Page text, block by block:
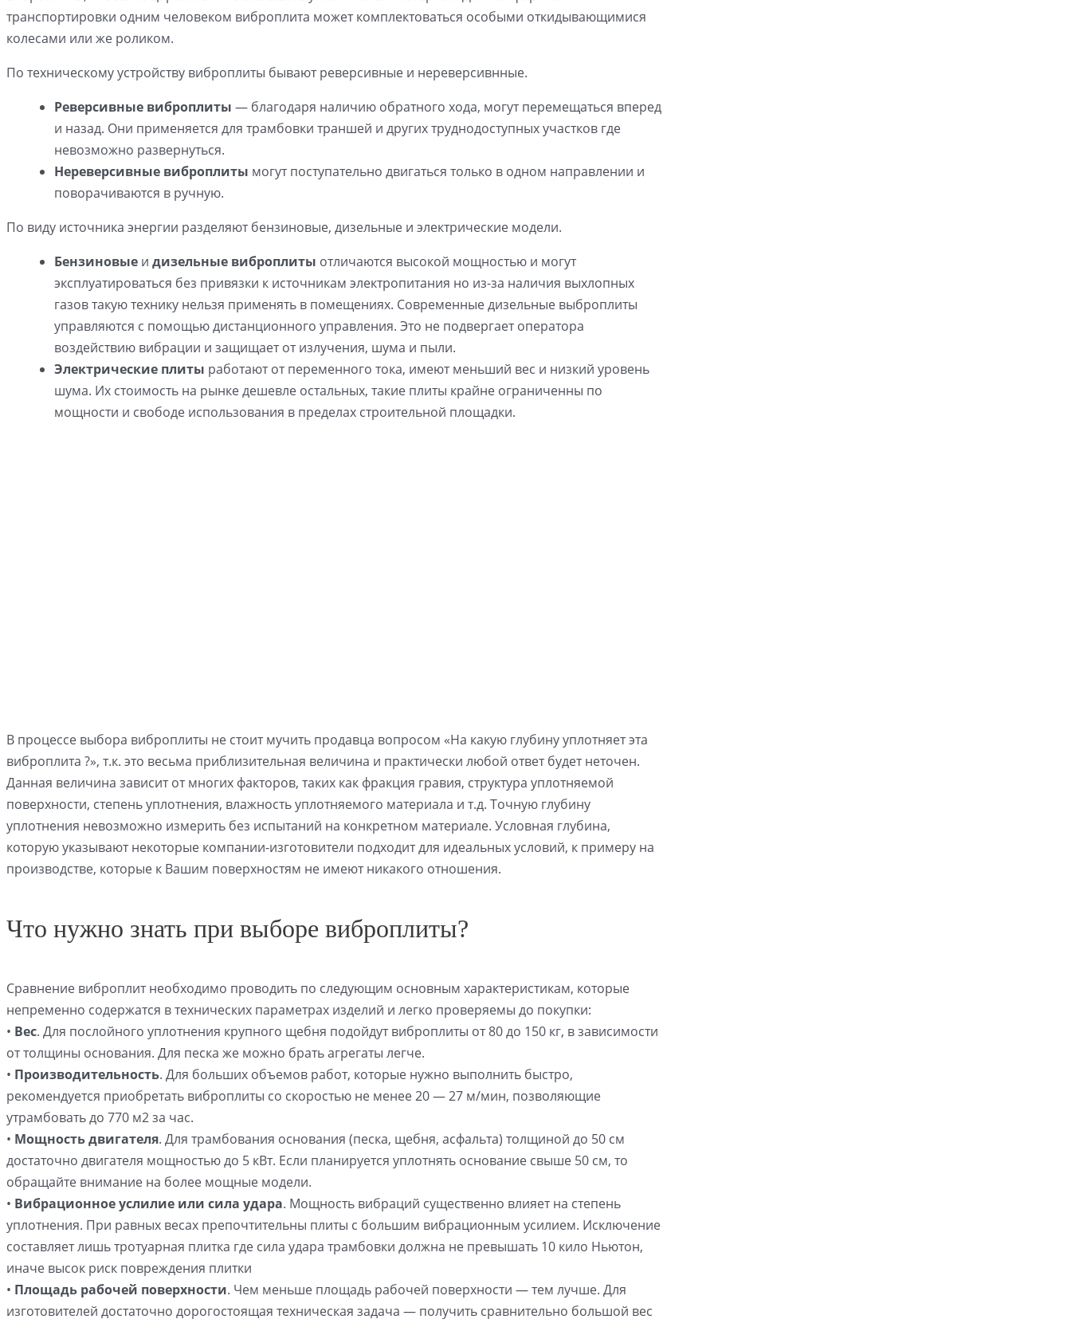
транспортировки одним человеком виброплита может комплектоваться особыми откидывающимися
колесами или же роликом.
По техническому устройству виброплиты бывают реверсивные и нереверсивнные.
Реверсивные виброплиты — благодаря наличию обратного хода, могут перемещаться вперед
и назад. Они применяется для трамбовки траншей и других труднодоступных участков где
невозможно развернуться.
Нереверсивные виброплиты могут поступательно двигаться только в одном направлении и
поворачиваются в ручную.
По виду источника энергии разделяют бензиновые, дизельные и электрические модели.
Бензиновые и дизельные виброплиты отличаются высокой мощностью и могут
эксплуатироваться без привязки к источникам электропитания но из-за наличия выхлопных
газов такую технику нельзя применять в помещениях. Современные дизельные выброплиты
управляются с помощью дистанционного управления. Это не подвергает оператора
воздействию вибрации и защищает от излучения, шума и пыли.
Электрические плиты работают от переменного тока, имеют меньший вес и низкий уровень
шума. Их стоимость на рынке дешевле остальных, такие плиты крайне ограниченны по
мощности и свободе использования в пределах строительной площадки.
В процессе выбора виброплиты не стоит мучить продавца вопросом «На какую глубину уплотняет эта
виброплита ?», т.к. это весьма приблизительная величина и практически любой ответ будет неточен.
Данная величина зависит от многих факторов, таких как фракция гравия, структура уплотняемой
поверхности, степень уплотнения, влажность уплотняемого материала и т.д. Точную глубину
уплотнения невозможно измерить без испытаний на конкретном материале. Условная глубина,
которую указывают некоторые компании-изготовители подходит для идеальных условий, к примеру на
производстве, которые к Вашим поверхностям не имеют никакого отношения.
Что нужно знать при выборе виброплиты?
Сравнение виброплит необходимо проводить по следующим основным характеристикам, которые
непременно содержатся в технических параметрах изделий и легко проверяемы до покупки:
• Вес. Для послойного уплотнения крупного щебня подойдут виброплиты от 80 до 150 кг, в зависимости
от толщины основания. Для песка же можно брать агрегаты легче.
• Производительность. Для больших объемов работ, которые нужно выполнить быстро,
рекомендуется приобретать виброплиты со скоростью не менее 20 — 27 м/мин, позволяющие
утрамбовать до 770 м2 за час.
• Мощность двигателя. Для трамбования основания (песка, щебня, асфальта) толщиной до 50 см
достаточно двигателя мощностью до 5 кВт. Если планируется уплотнять основание свыше 50 см, то
обращайте внимание на более мощные модели.
• Вибрационное услилие или сила удара. Мощность вибраций существенно влияет на степень
уплотнения. При равных весах препочтительны плиты с большим вибрационным усилием. Исключение
составляет лишь тротуарная плитка где сила удара трамбовки должна не превышать 10 кило Ньютон,
иначе высок риск повреждения плитки
• Площадь рабочей поверхности. Чем меньше площадь рабочей поверхности — тем лучше. Для
изготовителей достаточно дорогостоящая техническая задача — получить сравнительно большой вес